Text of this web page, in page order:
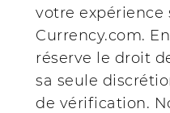
votre
Currency.com.
réserve le droit
sa seule
de vérification.